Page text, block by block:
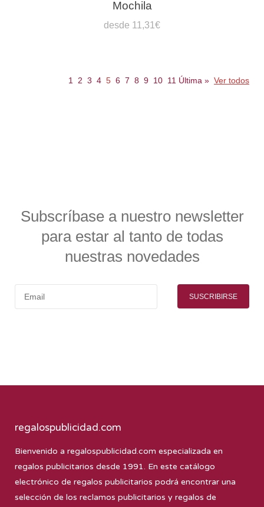
Mochila
desde 11,31€
1 2 3 4 5 6 7 8 9 10 11 Última » Ver todos
Subscríbase a nuestro newsletter
para estar al tanto de todas
nuestras novedades
SUSCRIBIRSE
regalospublicidad.com
Bienvenido a regalospublicidad.com especializada en
regalos publicitarios desde 1991. En este catálogo
electrónico de regalos publicitarios podrá encontrar una
selección de los reclamos publicitarios y regalos de